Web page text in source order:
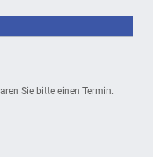
Sie bitte einen Termin.